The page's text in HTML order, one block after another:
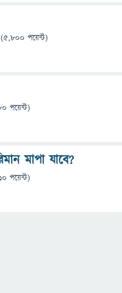
(5,800 পয়েন্ট)
পয়েন্ট)
মাপা যাবে?
পয়েন্ট)